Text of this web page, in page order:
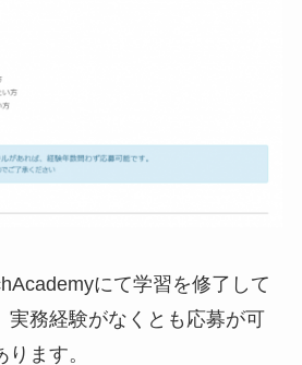
にて学習を修了して
実務経験がなくとも応募が可
ます。